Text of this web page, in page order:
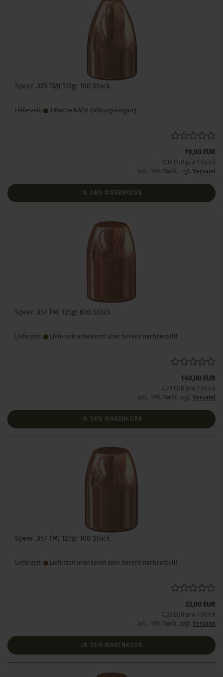
Speer .355 TMJ 115gr 100 Stück
Lieferzeit: 1 Woche NACH Zahlungseingang
19,00 EUR
0,19 EUR pro 1 Stück
inkl. 19% MwSt. zzgl. Versand
IN DEN WARENKORB
Speer .357 TMJ 125gr 600 Stück
Lieferzeit: Lieferzeit unbekannt aber bereits nachbestellt
140,00 EUR
0,23 EUR pro 1 Stück
inkl. 19% MwSt. zzgl. Versand
IN DEN WARENKORB
Speer .357 TMJ 125gr 100 Stück
Lieferzeit: Lieferzeit unbekannt aber bereits nachbestellt
22,00 EUR
0,22 EUR pro 1 Stück
inkl. 19% MwSt. zzgl. Versand
IN DEN WARENKORB